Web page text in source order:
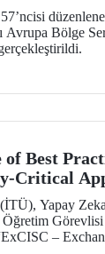
Avrupa Bölge
of Best
Critical
Fon Desteği
Yapay
–